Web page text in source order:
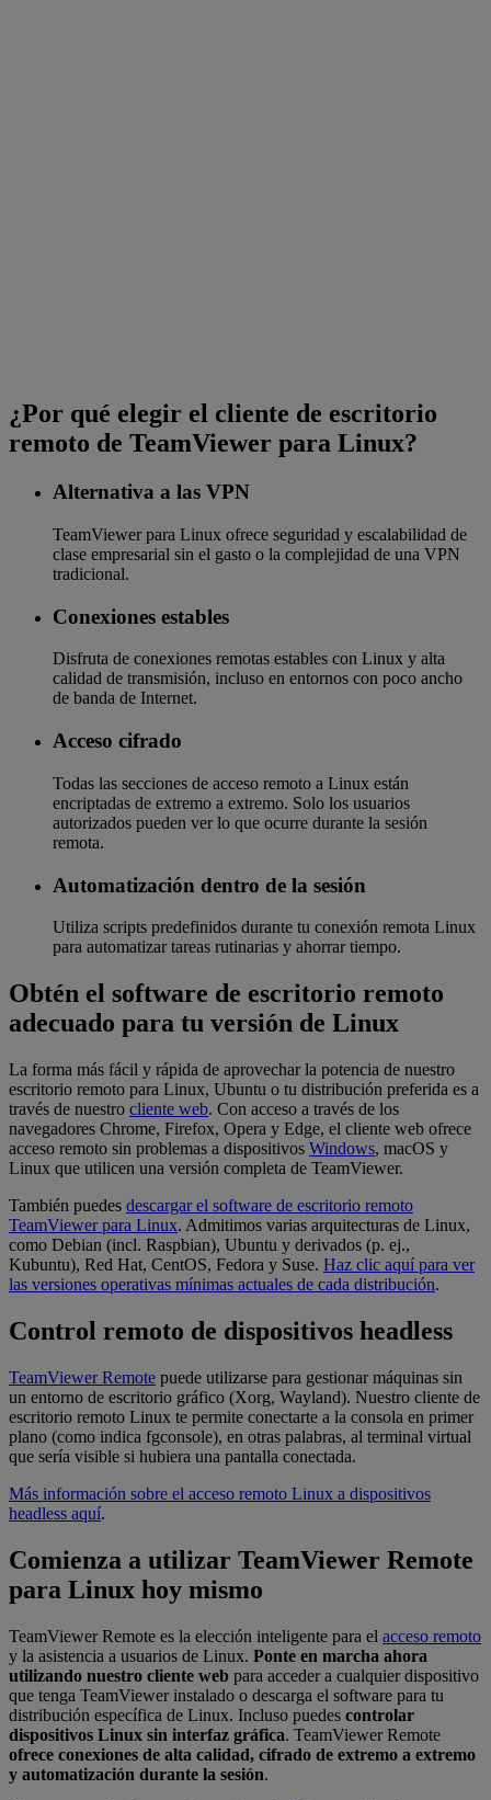
¿Por qué elegir el cliente de escritorio
remoto de TeamViewer para Linux?
Alternativa a las VPN
TeamViewer para Linux ofrece seguridad y escalabilidad de
clase empresarial sin el gasto o la complejidad de una VPN
tradicional.
Conexiones estables
Disfruta de conexiones remotas estables con Linux y alta
calidad de transmisión, incluso en entornos con poco ancho
de banda de Internet.
Acceso cifrado
Todas las secciones de acceso remoto a Linux están
encriptadas de extremo a extremo. Solo los usuarios
autorizados pueden ver lo que ocurre durante la sesión
remota.
Automatización dentro de la sesión
Utiliza scripts predefinidos durante tu conexión remota Linux
para automatizar tareas rutinarias y ahorrar tiempo.
Obtén el software de escritorio remoto
adecuado para tu versión de Linux
La forma más fácil y rápida de aprovechar la potencia de nuestro
escritorio remoto para Linux, Ubuntu o tu distribución preferida es a
través de nuestro cliente web. Con acceso a través de los
navegadores Chrome, Firefox, Opera y Edge, el cliente web ofrece
acceso remoto sin problemas a dispositivos Windows, macOS y
Linux que utilicen una versión completa de TeamViewer.
También puedes descargar el software de escritorio remoto
TeamViewer para Linux. Admitimos varias arquitecturas de Linux,
como Debian (incl. Raspbian), Ubuntu y derivados (p. ej.,
Kubuntu), Red Hat, CentOS, Fedora y Suse. Haz clic aquí para ver
las versiones operativas mínimas actuales de cada distribución.
Control remoto de dispositivos headless
TeamViewer Remote puede utilizarse para gestionar máquinas sin
un entorno de escritorio gráfico (Xorg, Wayland). Nuestro cliente de
escritorio remoto Linux te permite conectarte a la consola en primer
plano (como indica fgconsole), en otras palabras, al terminal virtual
que sería visible si hubiera una pantalla conectada.
Más información sobre el acceso remoto Linux a dispositivos
headless aquí.
Comienza a utilizar TeamViewer Remote
para Linux hoy mismo
TeamViewer Remote es la elección inteligente para el acceso remoto
y la asistencia a usuarios de Linux. Ponte en marcha ahora
utilizando nuestro cliente web para acceder a cualquier dispositivo
que tenga TeamViewer instalado o descarga el software para tu
distribución específica de Linux. Incluso puedes controlar
dispositivos Linux sin interfaz gráfica. TeamViewer Remote
ofrece conexiones de alta calidad, cifrado de extremo a extremo
y automatización durante la sesión.